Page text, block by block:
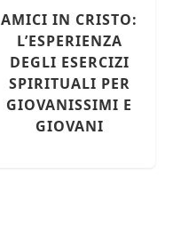
AMICI IN CRISTO:
L’ESPERIENZA
DEGLI ESERCIZI
SPIRITUALI PER
GIOVANISSIMI E
GIOVANI